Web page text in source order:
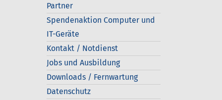
Partner
Spendenaktion Computer und
IT-Geräte
Kontakt / Notdienst
Jobs und Ausbildung
Downloads / Fernwartung
Datenschutz